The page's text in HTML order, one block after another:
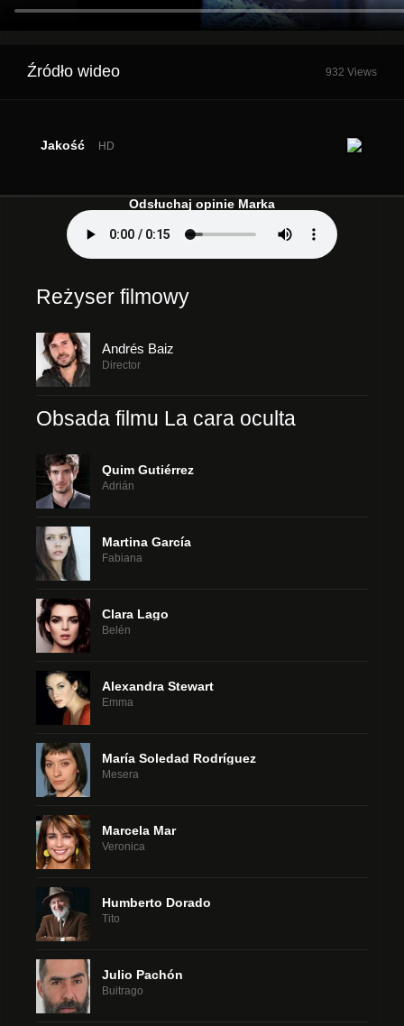
Źródło wideo 932 Views
Jakość HD
Odsłuchaj opinie Marka
Reżyser filmowy
Andrés Baiz
Director
Obsada filmu La cara oculta
Quim Gutiérrez
Adrián
Martina García
Fabiana
Clara Lago
Belén
Alexandra Stewart
Emma
María Soledad Rodríguez
Mesera
Marcela Mar
Veronica
Humberto Dorado
Tito
Julio Pachón
Buitrago